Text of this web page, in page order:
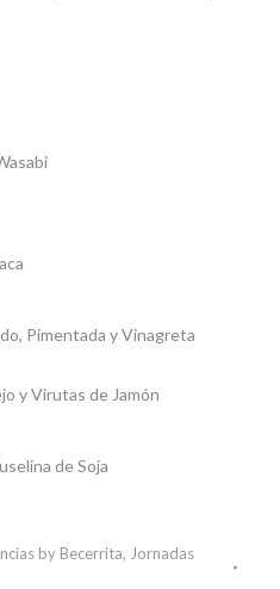
Pimentada y Vinagreta
y Virutas de Jamón
de Soja
by Becerrita, Jornadas